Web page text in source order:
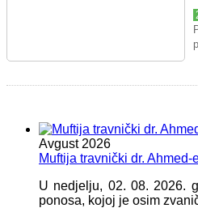
Avgust 2026
Muftija travnički dr.
U nedjelju, 02. 08. 2026.
ponosa, kojoj je osim